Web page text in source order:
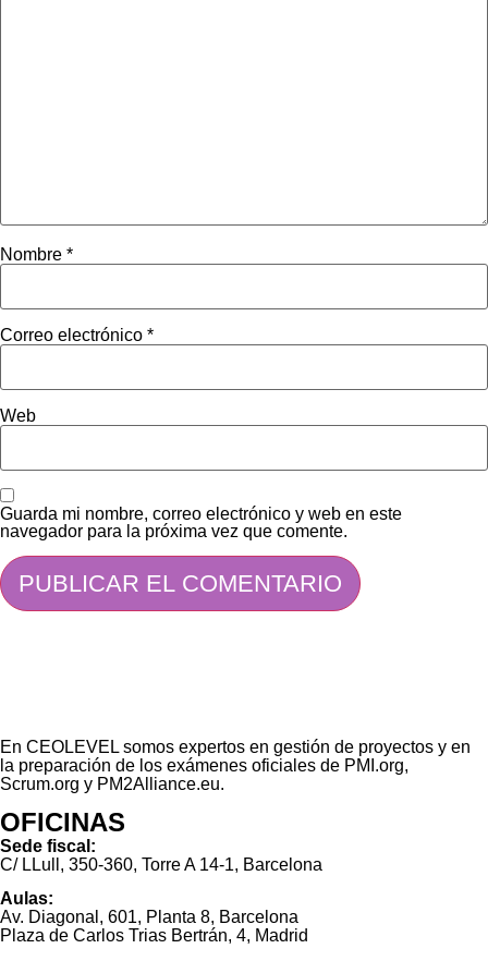
Nombre *
Correo electrónico *
Web
Guarda mi nombre, correo electrónico y web en este
navegador para la próxima vez que comente.
En CEOLEVEL somos expertos en gestión de proyectos y en
la preparación de los exámenes oficiales de PMI.org,
Scrum.org y PM2Alliance.eu.
OFICINAS
Sede fiscal:
C/ LLull, 350-360, Torre A 14-1, Barcelona
Aulas:
Av. Diagonal, 601, Planta 8, Barcelona
Plaza de Carlos Trias Bertrán, 4, Madrid